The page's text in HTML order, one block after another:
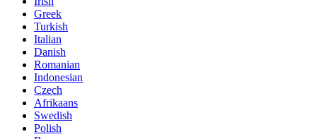
Greek
Turkish
Italian
Danish
Romanian
Indonesian
Czech
Afrikaans
Swedish
Polish